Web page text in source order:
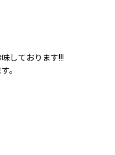
しております!!!
。